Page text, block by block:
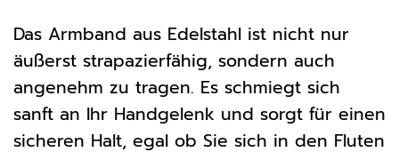
Das Armband aus Edelstahl ist nicht nur
äußerst strapazierfähig, sondern auch
angenehm zu tragen. Es schmiegt sich
sanft an Ihr Handgelenk und sorgt für einen
sicheren Halt, egal ob Sie sich in den Fluten